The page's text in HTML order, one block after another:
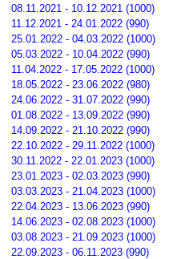
08.11.2021 - 10.12.2021 (1000)
11.12.2021 - 24.01.2022 (990)
25.01.2022 - 04.03.2022 (1000)
05.03.2022 - 10.04.2022 (990)
11.04.2022 - 17.05.2022 (1000)
18.05.2022 - 23.06.2022 (980)
24.06.2022 - 31.07.2022 (990)
01.08.2022 - 13.09.2022 (990)
14.09.2022 - 21.10.2022 (990)
22.10.2022 - 29.11.2022 (1000)
30.11.2022 - 22.01.2023 (1000)
23.01.2023 - 02.03.2023 (990)
03.03.2023 - 21.04.2023 (1000)
22.04.2023 - 13.06.2023 (990)
14.06.2023 - 02.08.2023 (1000)
03.08.2023 - 21.09.2023 (1000)
22.09.2023 - 06.11.2023 (990)